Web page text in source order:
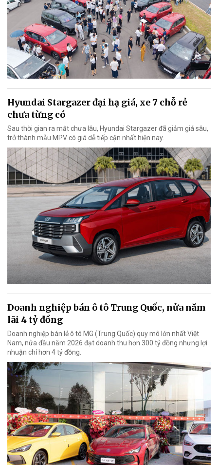
Hyundai Stargazer đại hạ giá, xe 7 chỗ rẻ
chưa từng có
Sau thời gian ra mắt chưa lâu, Hyundai Stargazer đã giảm giá sâu,
trở thành mẫu MPV có giá dễ tiếp cận nhất hiện nay.
Doanh nghiệp bán ô tô Trung Quốc, nửa năm
lãi 4 tỷ đồng
Doanh nghiệp bán lẻ ô tô MG (Trung Quốc) quy mô lớn nhất Việt
Nam, nửa đầu năm 2026 đạt doanh thu hơn 300 tỷ đồng nhưng lợi
nhuận chỉ hơn 4 tỷ đồng.